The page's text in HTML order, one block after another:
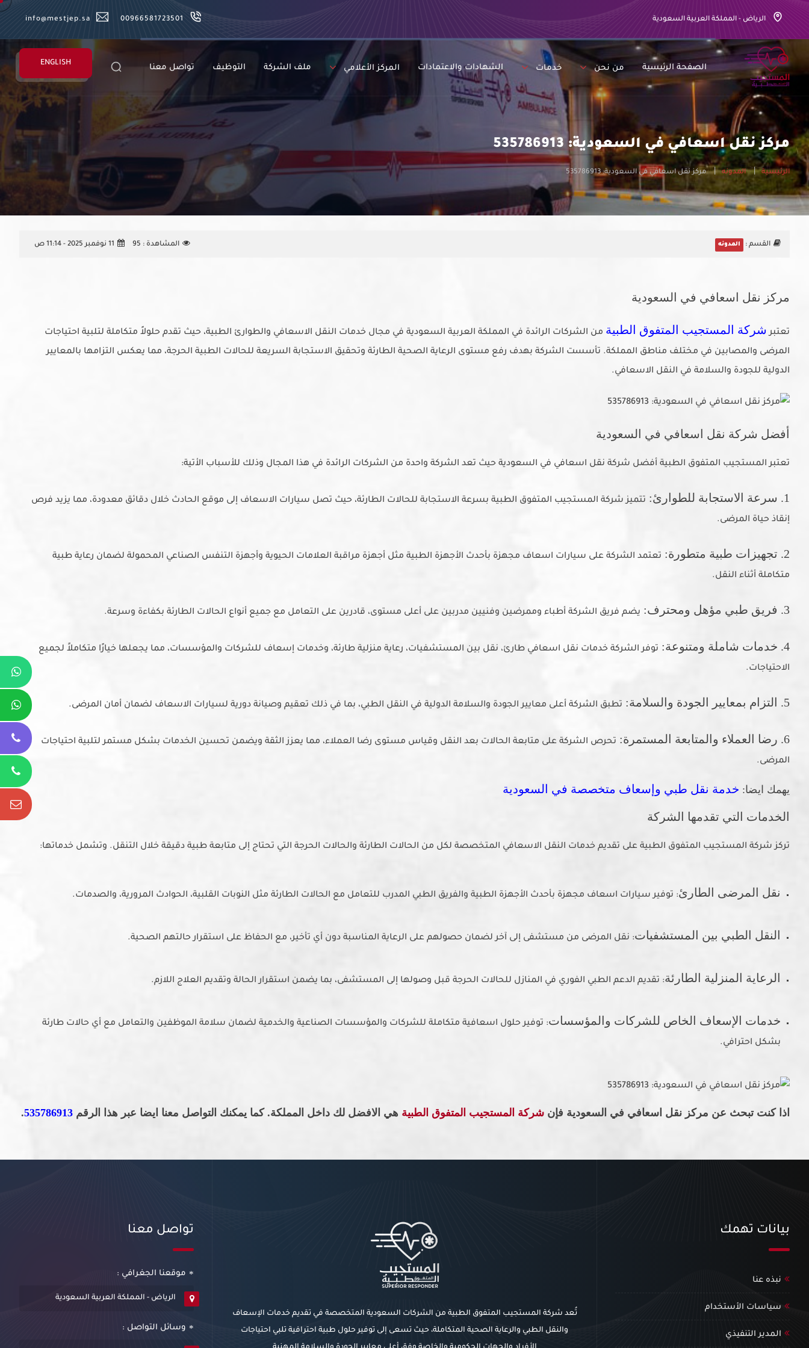
00966581723501
info@mestjep.sa الرياض - المملكة العربية السعودية
ENGLISH الصفحة الرئيسية من نحن خدمات الشهادات والاعتمادات المركز الأعلامي ملف الشركة التوظيف تواصل معنا
مركز نقل اسعافي في السعودية: 535786913
الرئيسية المدونه مركز نقل اسعافي في السعودية: 535786913
القسم : المدونه المشاهدة : 95 11 نوفمبر 2025 - 11:14 ص
مركز نقل اسعافي في السعودية
تعتبرشركة المستجيب المتفوق الطبية من الشركات الرائدة في المملكة العربية السعودية في مجال خدمات النقل الاسعافي والطوارئ الطبية، حيث تقدم حلولاً متكاملة لتلبية احتياجات
المرضى والمصابين في مختلف مناطق المملكة. تأسست الشركة بهدف رفع مستوى الرعاية الصحية الطارئة وتحقيق الاستجابة السريعة للحالات الطبية الحرجة، مما يعكس التزامها بالمعايير
الدولية للجودة والسلامة في النقل الاسعافي.
أفضل شركة نقل اسعافي في السعودية
تعتبر المستجيب المتفوق الطبية أفضل شركة نقل اسعافي في السعودية حيث تعد الشركة واحدة من الشركات الرائدة في هذا المجال وذلك للأسباب الأتية:
1. سرعة الاستجابة للطوارئ:
تتميز شركة المستجيب المتفوق الطبية بسرعة الاستجابة للحالات الطارئة، حيث تصل سيارات الاسعاف إلى موقع الحادث خلال دقائق معدودة، مما يزيد فرص
إنقاذ حياة المرضى.
2. تجهيزات طبية متطورة:
تعتمد الشركة على سيارات اسعاف مجهزة بأحدث الأجهزة الطبية مثل أجهزة مراقبة العلامات الحيوية وأجهزة التنفس الصناعي المحمولة لضمان رعاية طبية
متكاملة أثناء النقل.
3. فريق طبي مؤهل ومحترف: يضم فريق الشركة أطباء وممرضين وفنيين مدربين على أعلى مستوى، قادرين على التعامل مع جميع أنواع الحالات الطارئة بكفاءة وسرعة.
4. خدمات شاملة ومتنوعة:
توفر الشركة خدمات نقل اسعافي طارئ، نقل بين المستشفيات، رعاية منزلية طارئة، وخدمات إسعاف للشركات والمؤسسات، مما يجعلها خيارًا متكاملاً لجميع
الاحتياجات.
5. التزام بمعايير الجودة والسلامة: تطبق الشركة أعلى معايير الجودة والسلامة الدولية في النقل الطبي، بما في ذلك تعقيم وصيانة دورية لسيارات الاسعاف لضمان أمان المرضى.
6. رضا العملاء والمتابعة المستمرة:
تحرص الشركة على متابعة الحالات بعد النقل وقياس مستوى رضا العملاء، مما يعزز الثقة ويضمن تحسين الخدمات بشكل مستمر لتلبية احتياجات
المرضى.
يهمك ايضا: خدمة نقل طبي وإسعاف متخصصة في السعودية
الخدمات التي تقدمها الشركة
تركز شركة المستجيب المتفوق الطبية على تقديم خدمات النقل الاسعافي المتخصصة لكل من الحالات الطارئة والحالات الحرجة التي تحتاج إلى متابعة طبية دقيقة خلال التنقل. وتشمل خدماتها:
نقل المرضى الطارئ: توفير سيارات اسعاف مجهزة بأحدث الأجهزة الطبية والفريق الطبي المدرب للتعامل مع الحالات الطارئة مثل النوبات القلبية، الحوادث المرورية، والصدمات.
النقل الطبي بين المستشفيات: نقل المرضى من مستشفى إلى آخر لضمان حصولهم على الرعاية المناسبة دون أي تأخير، مع الحفاظ على استقرار حالتهم الصحية.
الرعاية المنزلية الطارئة: تقديم الدعم الطبي الفوري في المنازل للحالات الحرجة قبل وصولها إلى المستشفى، بما يضمن استقرار الحالة وتقديم العلاج اللازم.
خدمات الإسعاف الخاص للشركات والمؤسسات: توفير حلول اسعافية متكاملة للشركات والمؤسسات الصناعية والخدمية لضمان سلامة الموظفين والتعامل مع أي حالات طارئة
بشكل احترافي.
اذا كنت تبحث عن مركز نقل اسعافي في السعودية فإن شركة المستجيب المتفوق الطبية هي الافضل لك داخل المملكة. كما يمكنك التواصل معنا ايضا عبر هذا الرقم 535786913
.
بيانات تهمك
نبذه عنا
سياسات الأستخدام
المدير التنفيذي
تُعد شركة المستجيب المتفوق الطبية من الشركات السعودية المتخصصة في تقديم خدمات الإسعاف
والنقل الطبي والرعاية الصحية المتكاملة، حيث تسعى إلى توفير حلول طبية احترافية تلبي احتياجات
تواصل معنا
موقعنا الجغرافي :
الرياض - المملكة العربية السعودية
وسائل التواصل :
Whatsapp
Whatsapp
Phone
Phone